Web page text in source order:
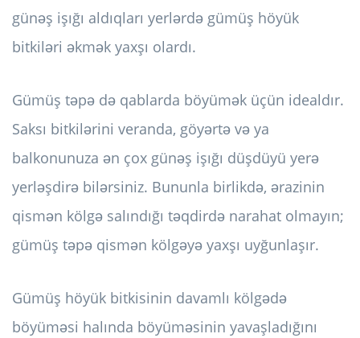
günəş işığı aldıqları yerlərdə gümüş höyük
bitkiləri əkmək yaxşı olardı.
Gümüş təpə də qablarda böyümək üçün idealdır.
Saksı bitkilərini veranda, göyərtə və ya
balkonunuza ən çox günəş işığı düşdüyü yerə
yerləşdirə bilərsiniz. Bununla birlikdə, ərazinin
qismən kölgə salındığı təqdirdə narahat olmayın;
gümüş təpə qismən kölgəyə yaxşı uyğunlaşır.
Gümüş höyük bitkisinin davamlı kölgədə
böyüməsi halında böyüməsinin yavaşladığını